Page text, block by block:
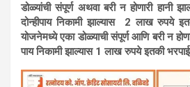
डोळ्यांची संपूर्ण अथवा बरी न होणारी हानी
दोन्हीपाय निकामी झाल्यास 2 लाख रुपये
योजनेमध्ये एका डोळ्याची संपूर्ण आणि बरी न
पाय निकामी झाल्यास 1 लाख रुपये इतकी